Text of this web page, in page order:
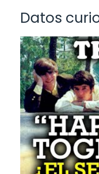
Datos